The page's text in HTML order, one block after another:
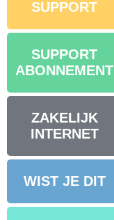
SUPPORT
SUPPORT
ABONNEMENT
ZAKELIJK
INTERNET
WIST JE DIT